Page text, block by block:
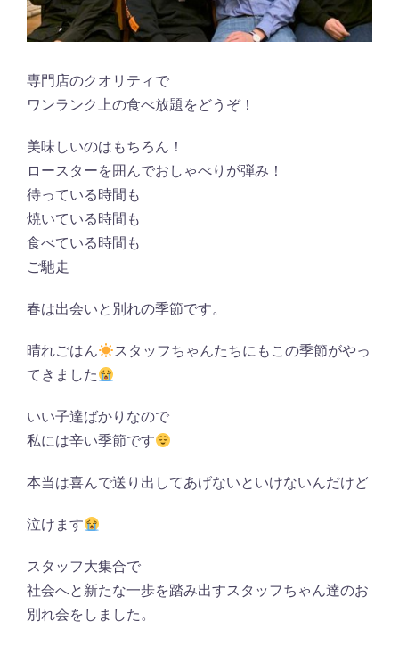
専門店のクオリティで
ワンランク上の食べ放題をどうぞ！
美味しいのはもちろん！
ロースターを囲んでおしゃべりが弾み！
待っている時間も
焼いている時間も
食べている時間も
ご馳走
春は出会いと別れの季節です。
晴れごはん
スタッフちゃんたちにもこの季節がやっ
てきました
いい子達ばかりなので
私には辛い季節です
本当は喜んで送り出してあげないといけないんだけど
泣けます
スタッフ大集合で
社会へと新たな一歩を踏み出すスタッフちゃん達のお
別れ会をしました。